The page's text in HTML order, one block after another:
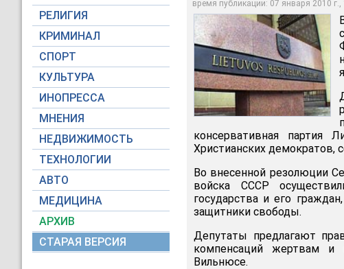
РЕЛИГИЯ
КРИМИНАЛ
СПОРТ
КУЛЬТУРА
ИНОПРЕССА
МНЕНИЯ
НЕДВИЖИМОСТЬ
ТЕХНОЛОГИИ
АВТО
МЕДИЦИНА
АРХИВ
СТАРАЯ ВЕРСИЯ
время публикации: 07 января 2010
консервативная
Христианских демократов,
Во внесенной резолюции
войска СССР
государства и его
защитники свободы.
Депутаты предлагают
компенсаций жертвам и
Вильнюсе.